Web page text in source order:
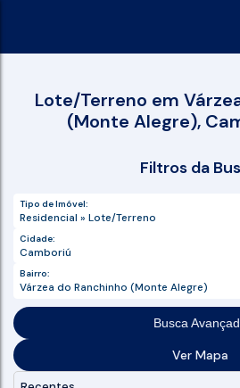
Lote/Terreno em
(Monte Alegre),
Residencial » Lote/Terreno
Camboriú
Várzea do Ranchinho (Monte Alegre)
Busca
Ver Mapa